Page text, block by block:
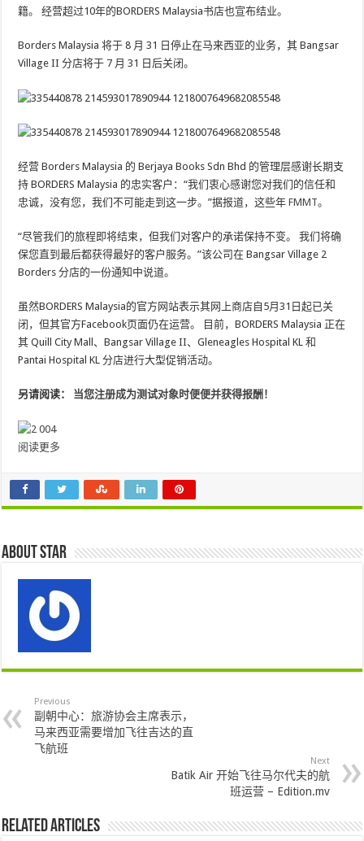
籍。 经营超过10年的BORDERS Malaysia书店也宣布结业。
Borders Malaysia 将于 8 月 31 日停止在马来西亚的业务，其 Bangsar
Village II 分店将于 7 月 31 日后关闭。
经营 Borders Malaysia 的 Berjaya Books Sdn Bhd 的管理层感谢长期支
持 BORDERS Malaysia 的忠实客户：“我们衷心感谢您对我们的信任和
忠诚，没有您，我们不可能走到这一步。”据报道，这些年FMMT。
“尽管我们的旅程即将结束，但我们对客户的承诺保持不变。 我们将确
保您直到最后都获得最好的客户服务。”该公司在 Bangsar Village 2
Borders 分店的一份通知中说道。
虽然BORDERS Malaysia的官方网站表示其网上商店自5月31日起已关
闭，但其官方Facebook页面仍在运营。 目前，BORDERS Malaysia 正在
其 Quill City Mall、Bangsar Village II、Gleneagles Hospital KL 和
Pantai Hospital KL 分店进行大型促销活动。
另请阅读： 当您注册成为测试对象时便便并获得报酬！
阅读更多
About star
Previous
副朝中心：旅游协会主席表示，
马来西亚需要增加飞往吉达的直
飞航班
Next
Batik Air 开始飞往马尔代夫的航
班运营 – Edition.mv
Related Articles